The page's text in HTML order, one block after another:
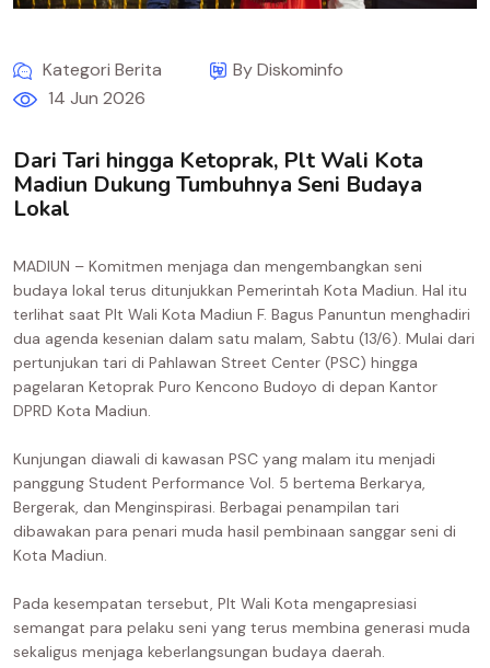
Kategori Berita
By Diskominfo
14 Jun 2026
Dari Tari hingga Ketoprak, Plt Wali Kota
Madiun Dukung Tumbuhnya Seni Budaya
Lokal
MADIUN – Komitmen menjaga dan mengembangkan seni
budaya lokal terus ditunjukkan Pemerintah Kota Madiun. Hal itu
terlihat saat Plt Wali Kota Madiun F. Bagus Panuntun menghadiri
dua agenda kesenian dalam satu malam, Sabtu (13/6). Mulai dari
pertunjukan tari di Pahlawan Street Center (PSC) hingga
pagelaran Ketoprak Puro Kencono Budoyo di depan Kantor
DPRD Kota Madiun.
Kunjungan diawali di kawasan PSC yang malam itu menjadi
panggung Student Performance Vol. 5 bertema Berkarya,
Bergerak, dan Menginspirasi. Berbagai penampilan tari
dibawakan para penari muda hasil pembinaan sanggar seni di
Kota Madiun.
Pada kesempatan tersebut, Plt Wali Kota mengapresiasi
semangat para pelaku seni yang terus membina generasi muda
sekaligus menjaga keberlangsungan budaya daerah.